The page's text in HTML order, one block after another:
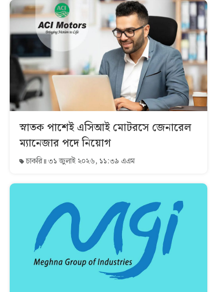
স্নাতক পাশেই এসিআই মোটরসে জেনারেল
ম্যানেজার পদে নিয়োগ
চাকরি ৩১ জুলাই ২০২৬, ১১:৩৯ এএম